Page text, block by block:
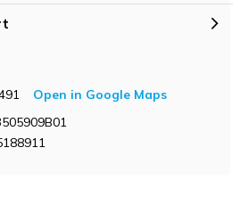
Open in Google Maps